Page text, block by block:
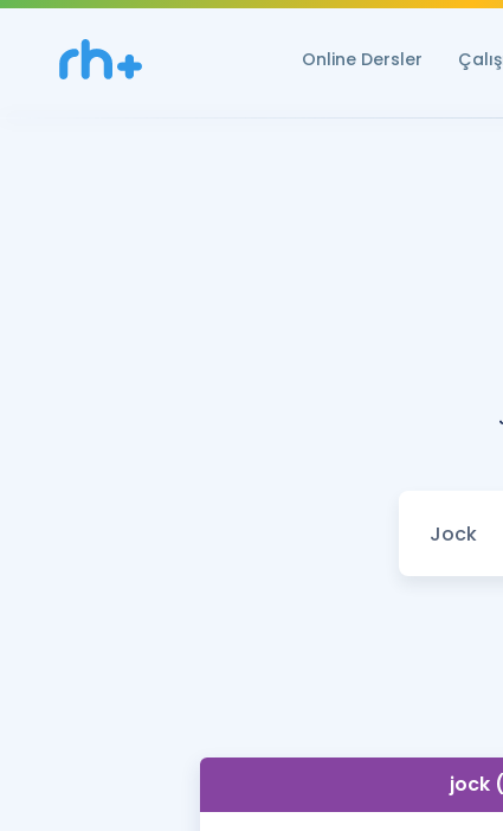
Online Dersler
jock